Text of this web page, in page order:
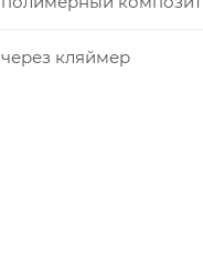
через кляймер